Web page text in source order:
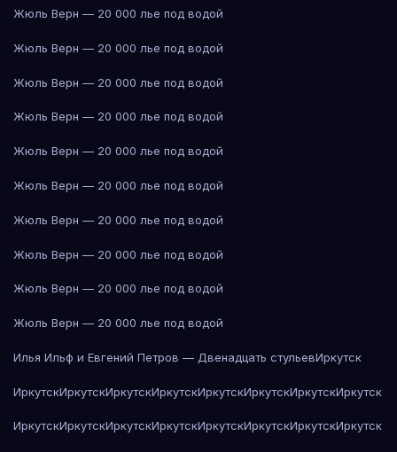
Жюль Верн — 20 000 лье под водой
Жюль Верн — 20 000 лье под водой
Жюль Верн — 20 000 лье под водой
Жюль Верн — 20 000 лье под водой
Жюль Верн — 20 000 лье под водой
Жюль Верн — 20 000 лье под водой
Жюль Верн — 20 000 лье под водой
Жюль Верн — 20 000 лье под водой
Жюль Верн — 20 000 лье под водой
Жюль Верн — 20 000 лье под водой
Илья Ильф и Евгений Петров — Двенадцать стульевИркутск
ИркутскИркутскИркутскИркутскИркутскИркутскИркутскИркутск
ИркутскИркутскИркутскИркутскИркутскИркутскИркутскИркутск